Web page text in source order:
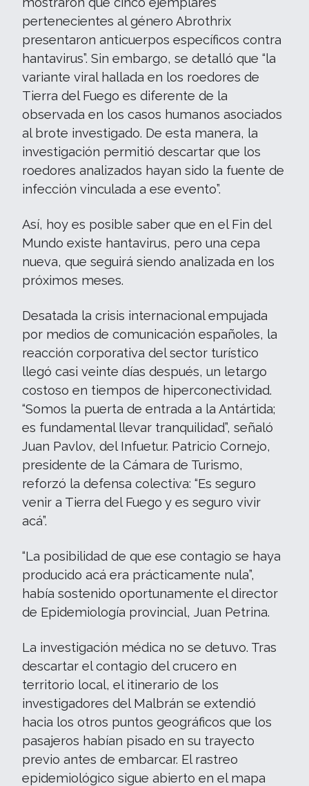
pertenecientes al género Abrothrix
presentaron anticuerpos específicos contra
hantavirus”. Sin embargo, se detalló que “la
variante viral hallada en los roedores de
Tierra del Fuego es diferente de la
observada en los casos humanos asociados
al brote investigado. De esta manera, la
investigación permitió descartar que los
roedores analizados hayan sido la fuente de
infección vinculada a ese evento”.
Así, hoy es posible saber que en el Fin del
Mundo existe hantavirus, pero una cepa
nueva, que seguirá siendo analizada en los
próximos meses.
Desatada la crisis internacional empujada
por medios de comunicación españoles, la
reacción corporativa del sector turístico
llegó casi veinte días después, un letargo
costoso en tiempos de hiperconectividad.
“Somos la puerta de entrada a la Antártida;
es fundamental llevar tranquilidad”, señaló
Juan Pavlov, del Infuetur. Patricio Cornejo,
presidente de la Cámara de Turismo,
reforzó la defensa colectiva: “Es seguro
venir a Tierra del Fuego y es seguro vivir
acá”.
“La posibilidad de que ese contagio se haya
producido acá era prácticamente nula”,
había sostenido oportunamente el director
de Epidemiología provincial, Juan Petrina.
La investigación médica no se detuvo. Tras
descartar el contagio del crucero en
territorio local, el itinerario de los
investigadores del Malbrán se extendió
hacia los otros puntos geográficos que los
pasajeros habían pisado en su trayecto
previo antes de embarcar. El rastreo
epidemiológico sigue abierto en el mapa